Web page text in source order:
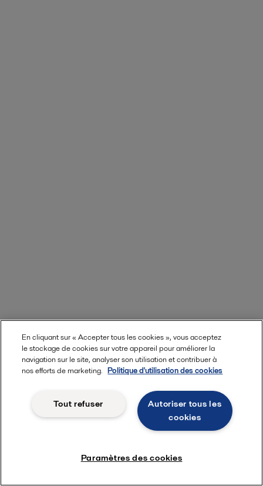
En cliquant sur « Accepter tous les cookies », vous acceptez
le stockage de cookies sur votre appareil pour améliorer la
navigation sur le site, analyser son utilisation et contribuer à
nos efforts de marketing. Politique d'utilisation des cookies
Autoriser tous les
cookies
Tout refuser
Paramètres des cookies